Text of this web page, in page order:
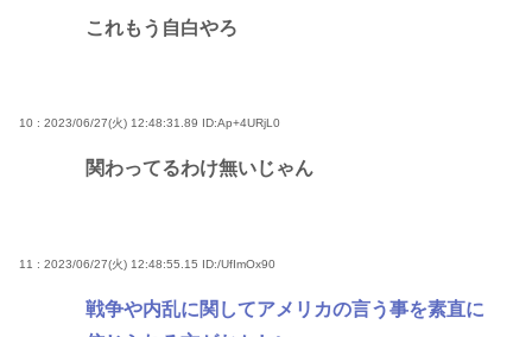
これもう自白やろ
10 : 2023/06/27(火) 12:48:31.89 ID:Ap+4URjL0
関わってるわけ無いじゃん
11 : 2023/06/27(火) 12:48:55.15 ID:/UfImOx90
戦争や内乱に関してアメリカの言う事を素直に